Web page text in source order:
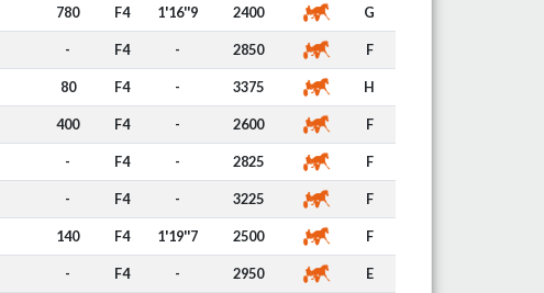
780 F4 1'16''9 2400 G
- F4 - 2850 F
80 F4 - 3375 H
400 F4 - 2600 F
- F4 - 2825 F
- F4 - 3225 F
140 F4 1'19''7 2500 F
- F4 - 2950 E